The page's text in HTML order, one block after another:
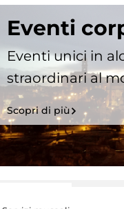
Eventi
Eventi unici in
straordinari al
Scopri di più